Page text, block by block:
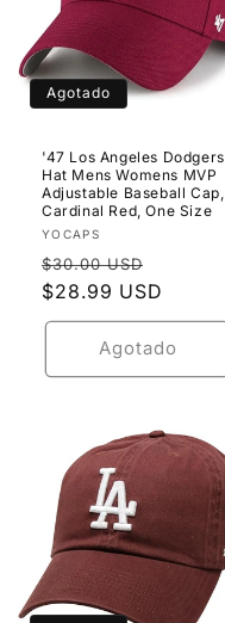
Agotado
'47 Los Angeles Dodgers
Hat Mens Womens MVP
Adjustable Baseball Cap,
Cardinal Red, One Size
Proveedor:
YOCAPS
Precio
habitual
$30.00 USD
de
oferta
$28.99 USD
Agotado